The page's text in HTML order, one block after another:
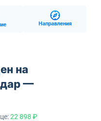
Направления
на
—
22 898 ₽